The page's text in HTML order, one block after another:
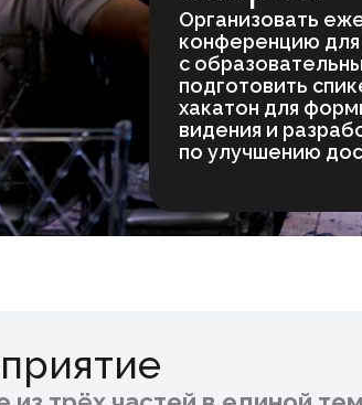
частей в единой тематике
с тематическими
и доставки. Участники с
направлениям: